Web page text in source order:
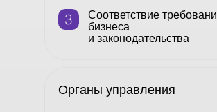
Соответствие
бизнеса
и законодательства
Органы управления